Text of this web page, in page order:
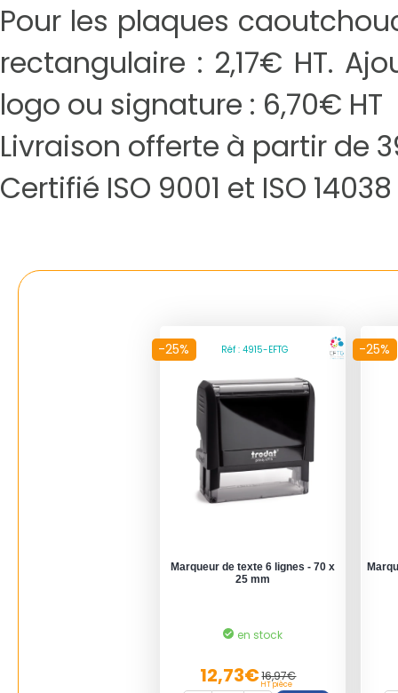
Pour les plaques
rectangulaire : 2,17€ HT.
logo ou signature : 6,70€ HT
Livraison offerte à partir de
Certifié ISO 9001 et ISO 14038
-25% Réf : 4915-EFTG
Marqueur de texte 6 lignes - 70 x
25 mm
en stock
12,73€16,97€
HT pièce
-25%